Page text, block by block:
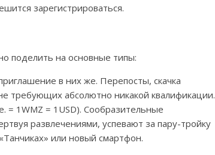
зарегистрироваться.
поделить на основные типы:
в них же. Перепосты, скачка
требующих абсолютно никакой квалификации.
= 1WMZ = 1USD). Сообразительные
развлечениями, успевают за пару-тройку
или новый смартфон.